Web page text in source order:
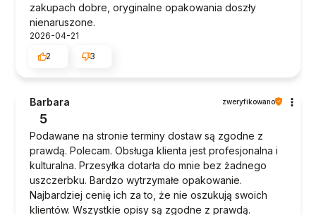
zakupach dobre, oryginalne opakowania doszły
nienaruszone.
2026-04-21
2
3
Barbara zweryfikowano
5
Podawane na stronie terminy dostaw są zgodne z
prawdą. Polecam. Obsługa klienta jest profesjonalna i
kulturalna. Przesyłka dotarła do mnie bez żadnego
uszczerbku. Bardzo wytrzymałe opakowanie.
Najbardziej cenię ich za to, że nie oszukują swoich
klientów. Wszystkie opisy są zgodne z prawdą.